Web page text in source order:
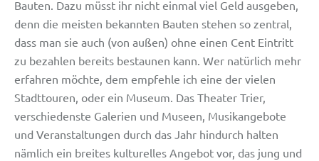
Bauten. Dazu müsst ihr nicht einmal viel Geld ausgeben,
denn die meisten bekannten Bauten stehen so zentral,
dass man sie auch (von außen) ohne einen Cent Eintritt
zu bezahlen bereits bestaunen kann. Wer natürlich mehr
erfahren möchte, dem empfehle ich eine der vielen
Stadttouren, oder ein Museum. Das Theater Trier,
verschiedenste Galerien und Museen, Musikangebote
und Veranstaltungen durch das Jahr hindurch halten
nämlich ein breites kulturelles Angebot vor, das jung und